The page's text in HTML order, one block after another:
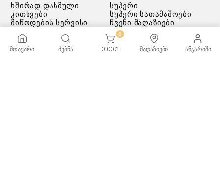
ხშირად დასმული
კითხვები
მიწოდების სერვისი
გადახდის მეთოდები
სამომხმარებლო
შეთანმხება
კონფიდენციალურობის
სუპერი
სუპერი სათამაშოები
ჩვენი მაღაზიები
მთავარი ძებნა
0
0.00₾ მაღაზიები ანგარიში